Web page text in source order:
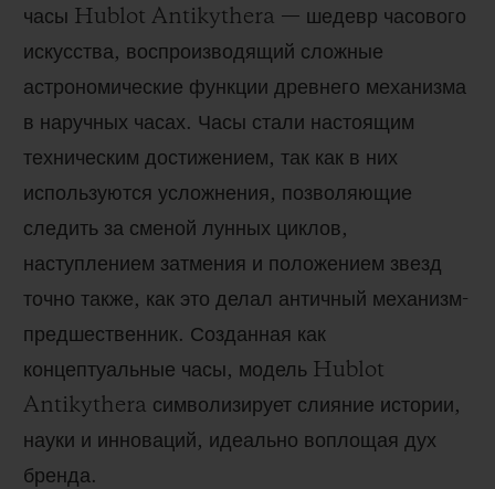
часы Hublot Antikythera — шедевр часового
искусства, воспроизводящий сложные
астрономические функции древнего механизма
в наручных часах. Часы стали настоящим
техническим достижением, так как в них
используются усложнения, позволяющие
следить за сменой лунных циклов,
наступлением затмения и положением звезд
точно также, как это делал античный механизм-
предшественник. Созданная как
концептуальные часы, модель Hublot
Antikythera символизирует слияние истории,
науки и инноваций, идеально воплощая дух
бренда.